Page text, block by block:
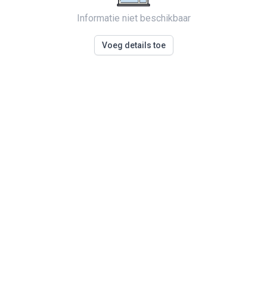
Informatie niet beschikbaar
Voeg details toe